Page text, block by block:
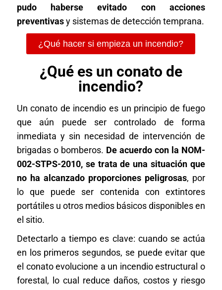
pudo haberse evitado con acciones
preventivasy sistemas de detección temprana.
¿Qué hacer si empieza un incendio?
¿Qué es un conato de
incendio?
Un conato de incendio es un principio de fuego
que aún puede ser controlado de forma
inmediata y sin necesidad de intervención de
brigadas o bomberos. De acuerdo con la NOM-
002-STPS-2010, se trata de una situación que
no ha alcanzado proporciones peligrosas, por
lo que puede ser contenida con extintores
portátiles u otros medios básicos disponibles en
el sitio.
Detectarlo a tiempo es clave: cuando se actúa
en los primeros segundos, se puede evitar que
el conato evolucione a un incendio estructural o
forestal, lo cual reduce daños, costos y riesgo